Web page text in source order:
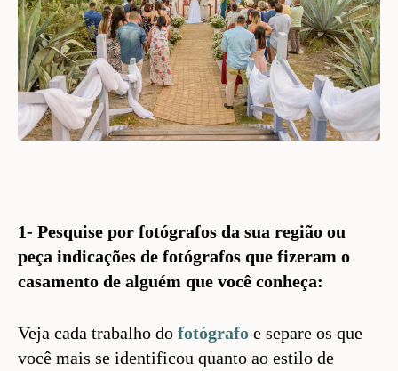
1- Pesquise por fotógrafos da sua região ou
peça indicações de fotógrafos que fizeram o
casamento de alguém que você conheça:
Veja cada trabalho do fotógrafo e separe os que
você mais se identificou quanto ao estilo de